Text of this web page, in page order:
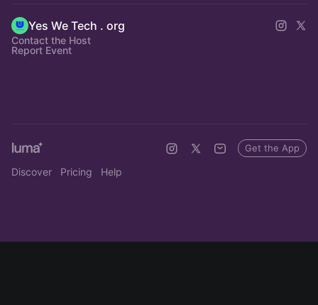
Yes We Tech . org
Contact the Host
Report Event
Discover Pricing Help
Get the App